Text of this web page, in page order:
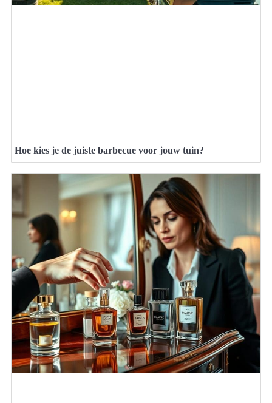
Hoe kies je de juiste barbecue voor jouw tuin?